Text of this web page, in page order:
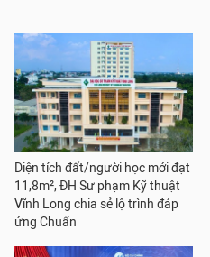
Diện tích đất/người học mới đạt
11,8m², ĐH Sư phạm Kỹ thuật
Vĩnh Long chia sẻ lộ trình đáp
ứng Chuẩn